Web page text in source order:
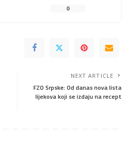
0
NEXT ARTICLE
FZO Srpske: Od danas nova lista
lijekova koji se izdaju na recept